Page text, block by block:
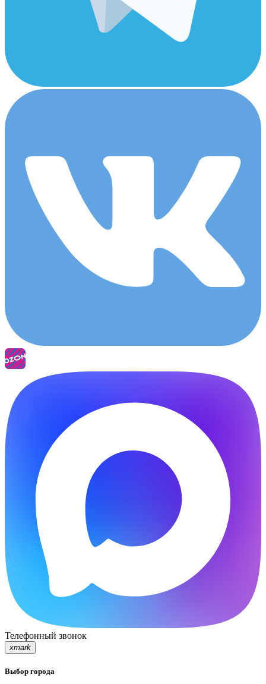
Телефонный звонок
xmark
Выбор города